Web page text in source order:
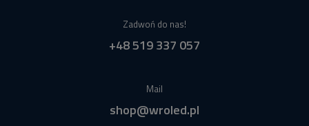
Zadwoń do nas!
+48 519 337 057
Mail
shop@wroled.pl